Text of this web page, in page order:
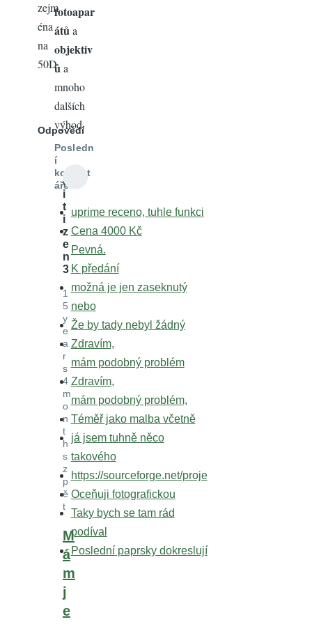
zejm
éna
na
50D.
Odpovědí
c
i
t
i
z
e
n
3
1
5
y
e
a
r
s
4
m
o
n
t
h
s
z
p
ě
t
In
reply
to
Tamron
-
M
á
m
j
e
fotoapar
átů a
objektiv
ů a
mnoho
dalších
výhod.
Posledn
í
koment
áře
uprime receno, tuhle funkci
Cena 4000 Kč
Pevná.
K předání
možná je jen zaseknutý
nebo
Že by tady nebyl žádný
Zdravím,
mám podobný problém
Zdravím,
mám podobný problém,
Téměř jako malba včetně
já jsem tuhně něco
takového
https://sourceforge.net/proje
Oceňuji fotografickou
Taky bych se tam rád
podíval
Poslední paprsky dokreslují